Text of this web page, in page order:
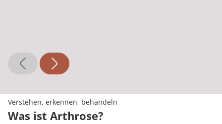
Verstehen, erkennen, behandeln
Was ist Arthrose?